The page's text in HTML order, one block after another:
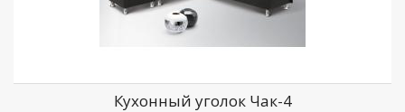
Кухонный уголок Чак-4